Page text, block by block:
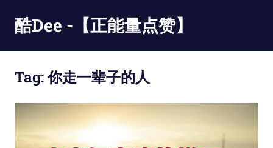
content
酷Dee -【正能量点赞】
最
Tag:你走一辈子的人